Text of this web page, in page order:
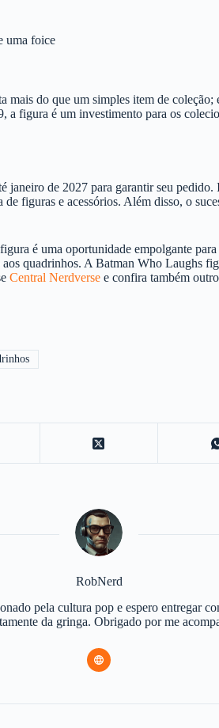
uma foice
mais do que um simples item de
a figura é um investimento para os
janeiro de 2027 para garantir seu
figuras e acessórios. Além disso, o
é uma oportunidade empolgante
quadrinhos. A Batman Who Laughs
Central Nerdverse e confira também
RobNerd
pela cultura pop e espero entregar
da gringa. Obrigado por me